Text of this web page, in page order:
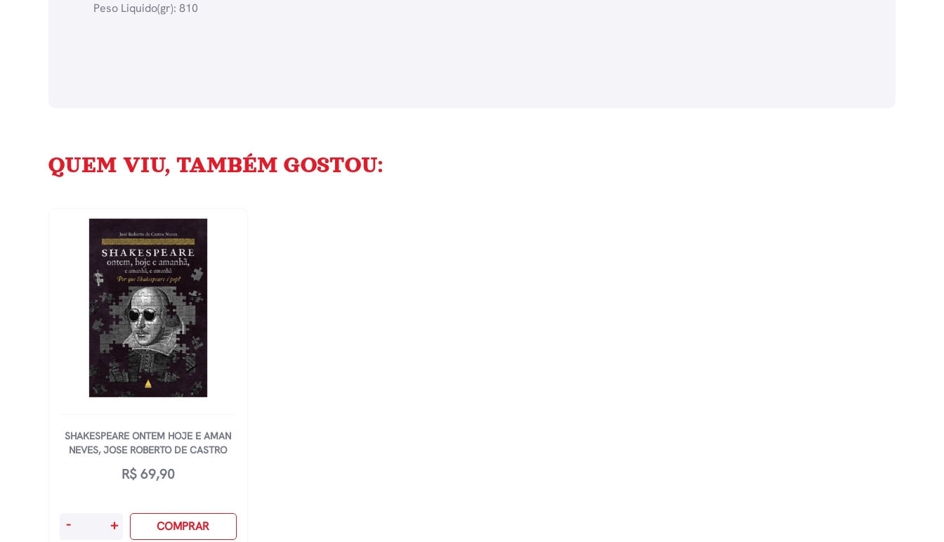
Peso Liquido(gr): 810
QUEM VIU, TAMBÉM GOSTOU:
SHAKESPEARE ONTEM HOJE E AMAN
NEVES, JOSE ROBERTO DE CASTRO
R$69,90
Shakespeare
- + COMPRAR